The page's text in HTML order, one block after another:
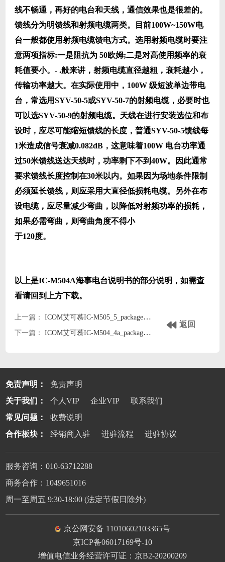
线不畅通，再好的电台和天线，通信效果也是很差的。
馈线分为明馈线和射频电缆两类。目前100W~150W电
台一般都使用射频电缆馈电方式。选用射频电缆时要注
意两项指标:一是阻抗为 50欧姆;二是对高使用频率的衰
耗值要小。- .般来讲，射频电缆直径越粗，衰耗越小，
传输功率越大。在实际使用中，100W 级短波单边带电
台，常选用SYV-50-5或SYV-50-7的射频电缆，必要时也
可以选SYV-50-9的射频电缆。天线在进行安装选位和布
设时，应尽可能缩短馈线的长度，普通SYV-50-5馈线每
1米造成信号衰减0.082dB，这意味着100W 电台功率通
过50米馈线送达天线时，功率剩下不到40W。因此通常
要求馈线长度控制在30米以内。如果因为场地条件限制
必须延长馈线，则应采用大直径低损耗电缆。另外在布
设电缆，应尽量减少弯曲，以降低对射频功率的损耗，
如果必需弯曲，则弯曲角度不得小
于120度。
以上是IC-M504A海事电台说明书的部分说明，如需查
看请回到上方下载。
上一篇：
ICOM艾可慕IC-M505_5_package海事电台icomm505/5/package英文说明书
下一篇：
ICOM艾可慕IC-M504_4a_package海事电台icomm504/4a英文说明书
返回
免责声明：
免责声明
关于我们：
个人VIP 企业VIP
联系我们
常见问题：
收费说明
合作板块：
经销商入驻 进驻流程 进驻协议
服务咨询：010-63712288
商务合作：1049651016
周一至周五 9:30-18:00 (法定节假日除外)
京公网安备 11010602103365号
京ICP备06017169号-10
增值电信业务经营许可证：京B2-20200209